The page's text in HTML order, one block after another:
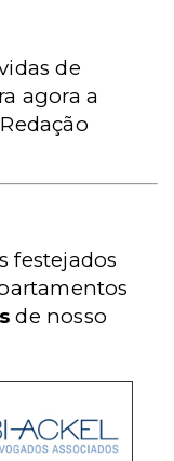
de
agora a
festejados
de nosso